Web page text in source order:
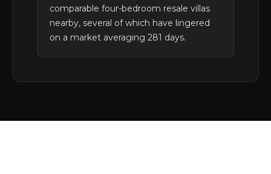
comparable four-bedroom resale villas
nearby, several of which have lingered
on a market averaging 281 days.